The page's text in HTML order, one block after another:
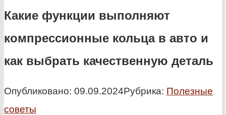
Какие функции выполняют
компрессионные кольца в авто и
как выбрать качественную деталь
Опубликовано: 09.09.2024Рубрика: Полезные
советы